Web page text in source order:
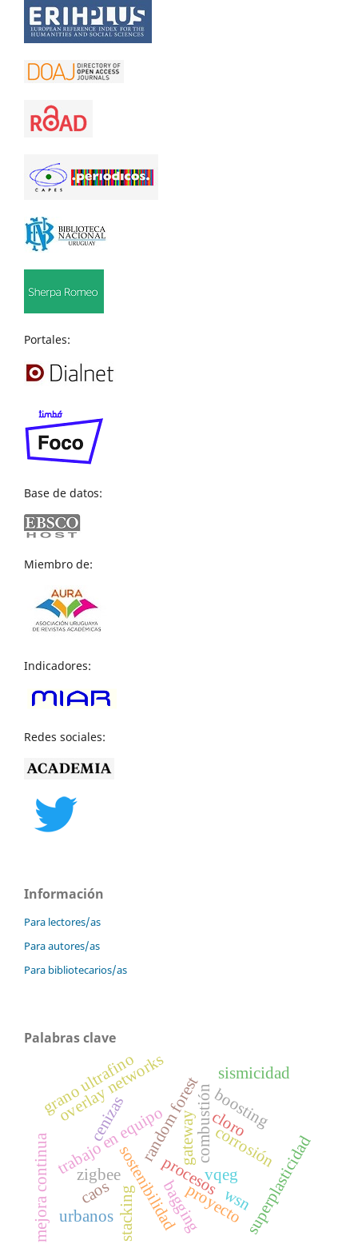
Portales:
Base de datos:
Miembro de:
Indicadores:
Redes sociales:
Información
Para lectores/as
Para autores/as
Para bibliotecarios/as
Palabras clave
sostenibilidad
trabajo en equipo combustión
cenizas cloro
corrosión
wsn
gateway
overlay networks
zigbee superplasticidad
grano ultrafino
mejora continua procesos
boosting
bagging
random forest
stacking
vqeg
sismicidad
caos proyecto
urbanos